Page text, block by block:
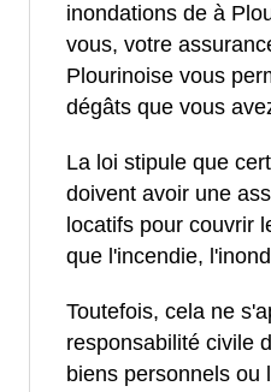
inondations de à
vous, votre
Plourinoise vous
dégâts que vous
La loi stipule que
doivent avoir une
locatifs pour couvrir
que l'incendie,
Toutefois, cela ne
responsabilité civile
biens personnels ou